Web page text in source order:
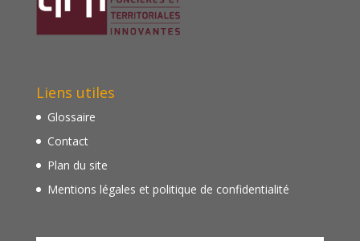
Liens utiles
Glossaire
Contact
Plan du site
Mentions légales et politique de confidentialité